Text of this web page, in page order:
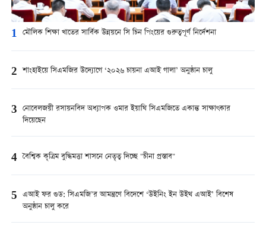
1 মৌলিক শিক্ষা খাতের সার্বিক উন্নয়নে সি চিন পিংয়ের গুরুত্বপূর্ণ নির্দেশনা
2 শাংহাইয়ে সিএমজির উদ্যোগে ‘২০২৬ চায়না এআই গালা’ অনুষ্ঠান চালু
3 নোবেলজয়ী রসায়নবিদ অধ্যাপক ওমার ইয়াঘি সিএমজিতে একান্ত সাক্ষাৎকার
দিয়েছেন
4 বৈশ্বিক কৃত্রিম বুদ্ধিমত্তা শাসনে নেতৃত্ব দিচ্ছে "চীনা প্রস্তাব"
5 এআই ফর গুড: সিএমজি’র আমন্ত্রণে বিদেশে ‘উইনিং ইন উইথ এআই’ বিশেষ
অনুষ্ঠান চালু করে